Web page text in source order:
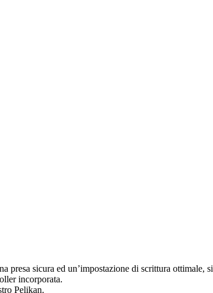
sicura ed un’impostazione di scrittura ottimale,
incorporata.
Pelikan.